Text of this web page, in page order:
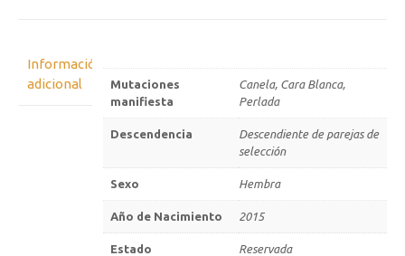
Información
adicional
Mutaciones
manifiesta
Canela, Cara Blanca,
Perlada
Descendencia
Descendiente de parejas de
selección
Sexo Hembra
Año de Nacimiento 2015
Estado Reservada